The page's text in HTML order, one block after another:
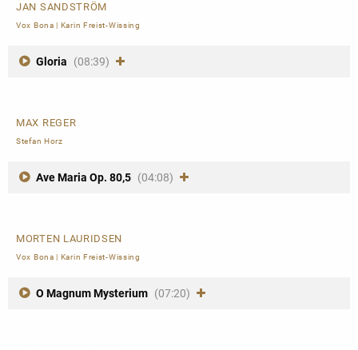
JAN SANDSTRÖM
Vox Bona Karin Freist-Wissing
Gloria (08:39)
MAX REGER
Stefan Horz
Ave Maria Op. 80,5 (04:08)
MORTEN LAURIDSEN
Vox Bona Karin Freist-Wissing
O Magnum Mysterium (07:20)